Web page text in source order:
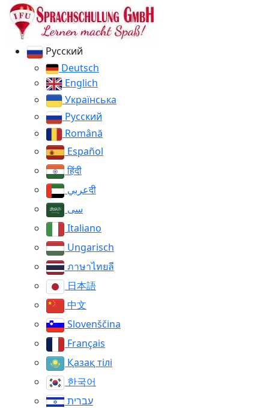
Русский
Deutsch
Englich
Українська
Русский
Română
Español
हिंदी
عربيदी
سی
Italiano
Ungarisch
ภาษาไทยลี
日本語
中文
Slovenščina
Français
Қазақ тілі
한국어
עברית